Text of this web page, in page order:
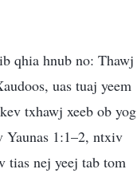
qhia hnub no: Thawj
uas tuaj yeem
txhawj xeeb ob yog
Yaunas 1:1–2, ntxiv
tias nej yeej tab tom